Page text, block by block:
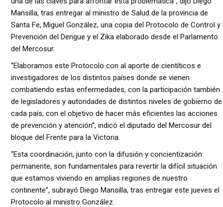
Mansilla, tras entregar al ministro de Salud de la provincia de
Santa Fe, Miguel González, una copia del Protocolo de Control y
Prevención del Dengue y el Zika elaborado desde el Parlamento
del Mercosur.
“Elaboramos este Protocolo con al aporte de cientíticos e
investigadores de los distintos países donde se vienen
combatiendo estas enfermedades, con la participación también
de legisladores y autoridades de distintos niveles de gobierno de
cada país, con el objetivo de hacer más eficientes las acciones
de prevención y atención”, indicó el diputado del Mercosur del
bloque del Frente para la Victoria.
“Esta coordinación, junto con la difusión y concientización
permanente, son fundamentales para revertir la difícil situación
que estamos viviendo en amplias regiones de nuestro
continente”, subrayó Diego Mansilla, tras entregar este jueves el
Protocolo al ministro González.